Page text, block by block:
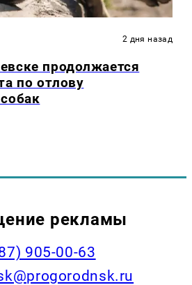
2 дня назад
продолжается
по отлову
рекламы
905-00-63